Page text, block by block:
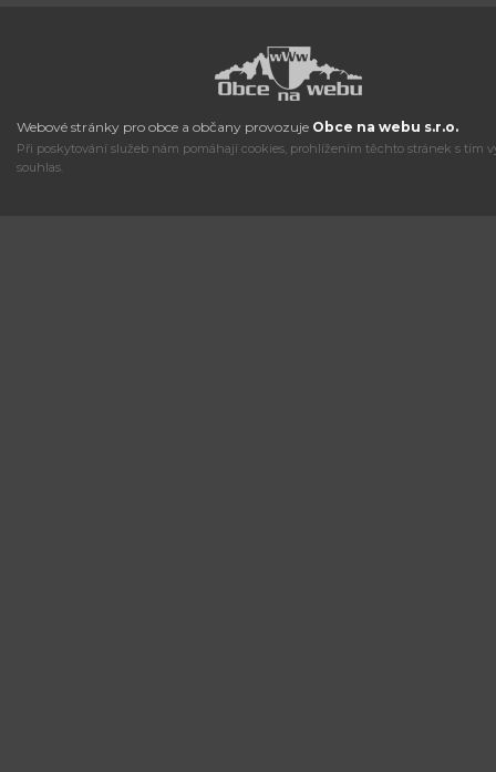
Webové stránky pro obce a občany provozuje Obce na webu s.r.o.
Při poskytování služeb nám pomáhají cookies, prohlížením těchto stránek s tím
souhlas.